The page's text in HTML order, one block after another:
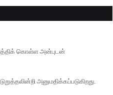
கொள்ள அன்புடன்
அனுமதிக்கப்படுகிறது.